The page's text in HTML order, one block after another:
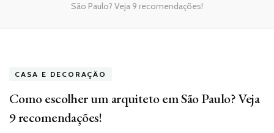
São Paulo? Veja 9 recomendações!
CASA E DECORAÇÃO
Como escolher um arquiteto em São Paulo? Veja
9 recomendações!